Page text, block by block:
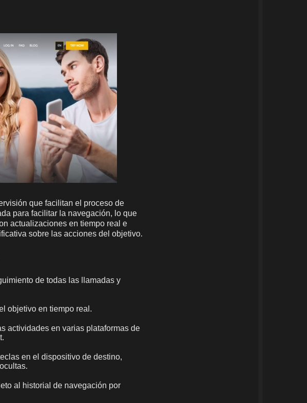
que facilitan el proceso de
para facilitar la navegación, lo que
actualizaciones en tiempo real e
sobre las acciones del objetivo.
de todas las llamadas y
objetivo en tiempo real.
actividades en varias plataformas de
en el dispositivo de destino,
al historial de navegación por